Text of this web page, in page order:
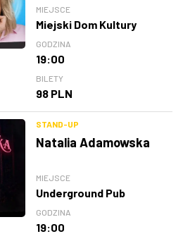
MIEJSCE
Miejski Dom Kultury
GODZINA
19:00
BILETY
98 PLN
STAND-UP
Natalia Adamowska
MIEJSCE
Underground Pub
GODZINA
19:00